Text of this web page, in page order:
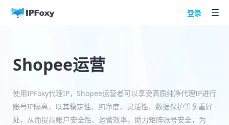
登录
Shopee运营
使用IPFoxy代理IP，Shopee运营者可以享受高质纯净代理IP进行
账号IP隔离，以其稳定性、纯净度、灵活性、数据保护等多重好
处，从而提高账户安全性、运营效率，助力矩阵账号安全，为